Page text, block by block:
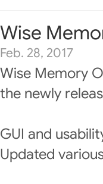
Wise
Feb. 28, 2017
Wise Memory
the newly
GUI and
Updated